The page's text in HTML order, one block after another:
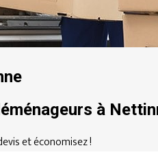
à
et économisez !